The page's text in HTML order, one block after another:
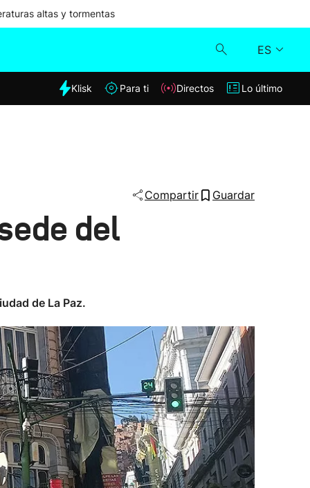
altas y tormentas
ES
Klisk
Klisk Para ti Directos Lo último
Compartir Guardar
del
de La Paz.